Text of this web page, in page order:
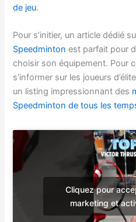
de jeu.
Pour s’initier, un article dédié
Speedminton est parfait pour
choisir son équipement. Pour
s’informer sur les joueurs
un listing impressionnant des
Speedminton de tous les
Cliquez pour
marketing et